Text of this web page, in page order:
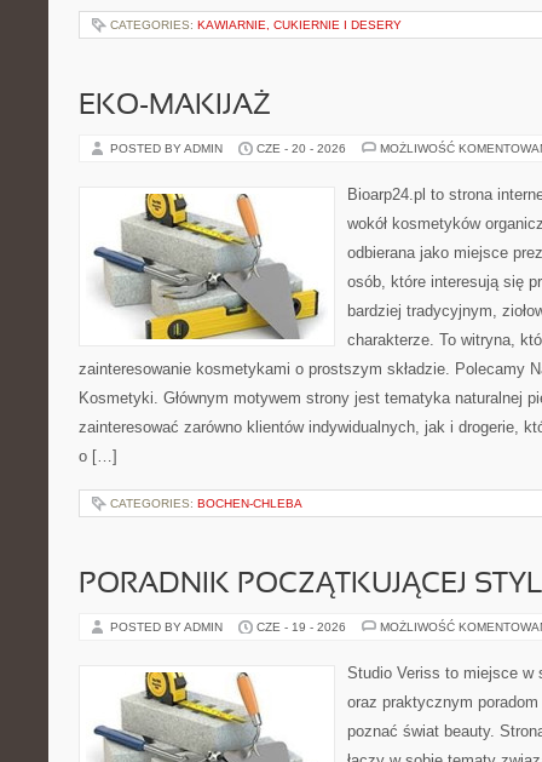
CATEGORIES: KAWIARNIE, CUKIERNIE I DESERY
EKO-MAKIJAŻ
POSTED BY ADMIN CZE - 20 - 2026 MOŻLIWOŚĆ
Bioarp24.pl to strona
wokół kosmetyków
odbierana jako miejsce
osób, które interesują się
bardziej tradycyjnym,
charakterze. To witryna,
zainteresowanie kosmetykami o prostszym składzie. Polecamy
Kosmetyki. Głównym motywem strony jest tematyka naturalnej
zainteresować zarówno klientów indywidualnych, jak i drogerie,
o […]
CATEGORIES: BOCHEN-CHLEBA
PORADNIK POCZĄTKUJĄCEJ
POSTED BY ADMIN CZE - 19 - 2026 MOŻLIWOŚĆ
Studio Veriss to miejsce w
oraz praktycznym
poznać świat beauty.